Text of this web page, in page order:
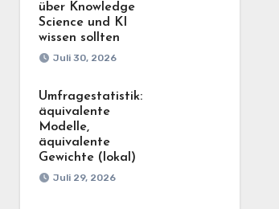
über Knowledge
Science und KI
wissen sollten
Juli 30, 2026
Umfragestatistik:
äquivalente
Modelle,
äquivalente
Gewichte (lokal)
Juli 29, 2026